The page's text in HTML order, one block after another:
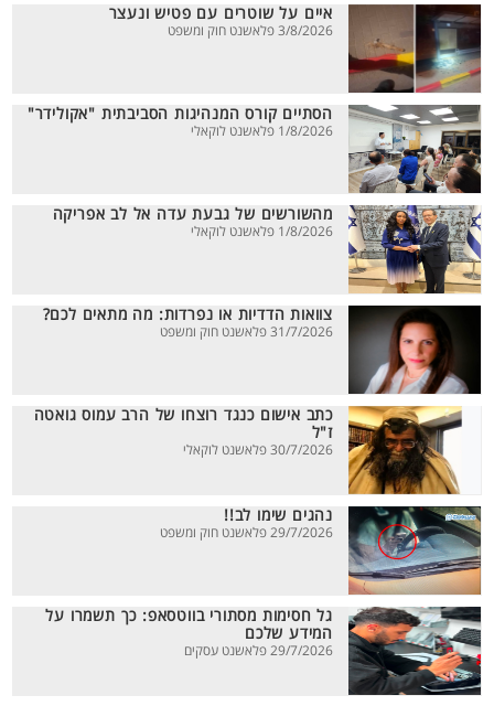
איים על שוטרים עם פטיש ונעצר
3/8/2026 פלאשנט חוק ומשפט
הסתיים קורס המנהיגות הסביבתית "אקולידר"
1/8/2026 פלאשנט לוקאלי
מהשורשים של גבעת עדה אל לב אפריקה
1/8/2026 פלאשנט לוקאלי
צוואות הדדיות או נפרדות: מה מתאים לכם?
31/7/2026 פלאשנט חוק ומשפט
כתב אישום כנגד רוצחו של הרב עמוס גואטה
ז"ל
30/7/2026 פלאשנט לוקאלי
נהגים שימו לב!!
29/7/2026 פלאשנט חוק ומשפט
גל חסימות מסתורי בווטסאפ: כך תשמרו על
המידע שלכם
29/7/2026 פלאשנט עסקים